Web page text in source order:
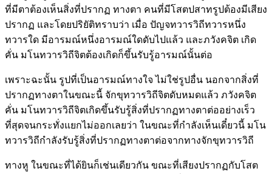
ที่มีตาต้องเห็นสิ่งที่ปรากฏ ทางตา คนที่มีโสตปสาทรูปต้องมีเสียง
ปรากฏ และโดยปริยัติทราบว่า เมื่อ ปัญจทวารวิถีทวารหนึ่ง
ทวารใด มีอารมณ์หนึ่งอารมณ์ใดดับไปแล้ว และภวังคจิต เกิด
คั่น มโนทวารวิถีจิตต้องเกิดก็ขึ้นรับรู้อารมณ์นั้นต่อ
เพราะฉะนั้น รูปที่เป็นอารมณ์ทางใจ ไม่ใช่รูปอื่น นอกจากสิ่งที่
ปรากฏทางตาในขณะนี้ จักขุทวารวิถีจิตดับหมดแล้ว ภวังคจิต
คั่น มโนทวารวิถีจิตเกิดขึ้นรับรู้สิ่งที่ปรากฏทางตาต่ออย่างเร็ว
ที่สุดจนกระทั่งแยกไม่ออกเลยว่า ในขณะที่กำลังเห็นเดี๋ยวนี้ มโน
ทวารวิถีกำลังรับรู้สิ่งที่ปรากฏทางตาต่อจากทางจักขุทวารวิถี
ทางหู ในขณะที่ได้ยินก็เช่นเดียวกัน ขณะที่เสียงปรากฏกับโสต